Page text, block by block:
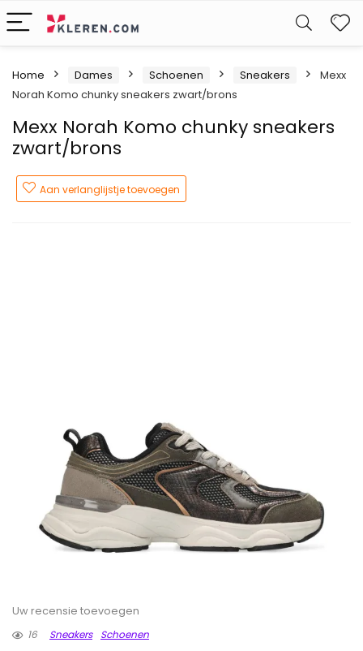
Home Dames Schoenen Sneakers
Mexx
Norah Komo chunky sneakers zwart/brons
Mexx Norah Komo chunky sneakers
zwart/brons
Aan verlanglijstje toevoegen
Uw recensie toevoegen
16
Sneakers Schoenen